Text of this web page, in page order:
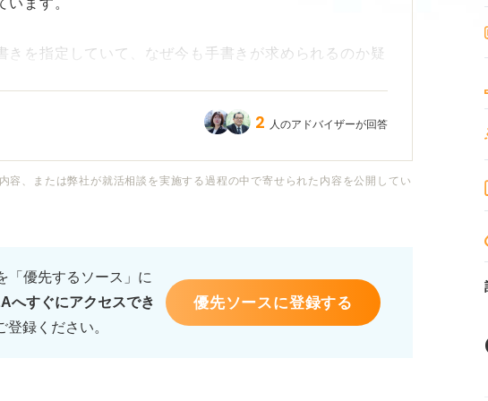
きを指定していて、なぜ今も手書きが求められるのか疑
手書きを指定する理由や意図は何でしょうか？
や意図、そして印象を良くするための書き方のポイント
いです。
2 人のアドバイザーが回答
容、または弊社が就活相談を実施する過程の中で寄せられた内容を公開してい
「優先するソース」に
へすぐにアクセスでき
録ください。
優先ソースに登録する